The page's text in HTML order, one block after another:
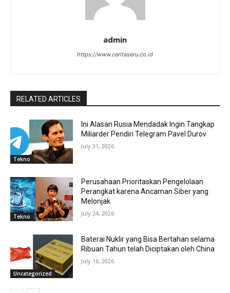
admin
https://www.ceritaseru.co.id
RELATED ARTICLES
Tekno
Ini Alasan Rusia Mendadak Ingin Tangkap
Miliarder Pendiri Telegram Pavel Durov
July 31, 2026
Tekno
Perusahaan Prioritaskan Pengelolaan
Perangkat karena Ancaman Siber yang
Melonjak
July 24, 2026
Uncategorized
Baterai Nuklir yang Bisa Bertahan selama
Ribuan Tahun telah Diciptakan oleh China
July 16, 2026